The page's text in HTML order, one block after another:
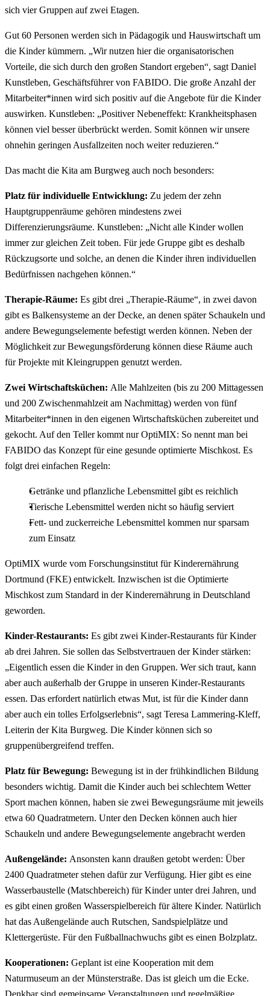
sich vier Gruppen auf zwei Etagen.
Gut 60 Personen werden sich in Pädagogik und Hauswirtschaft um
die Kinder kümmern. „Wir nutzen hier die organisatorischen
Vorteile, die sich durch den großen Standort ergeben“, sagt Daniel
Kunstleben, Geschäftsführer von FABIDO. Die große Anzahl der
Mitarbeiter*innen wird sich positiv auf die Angebote für die Kinder
auswirken. Kunstleben: „Positiver Nebeneffekt: Krankheitsphasen
können viel besser überbrückt werden. Somit können wir unsere
ohnehin geringen Ausfallzeiten noch weiter reduzieren.“
Das macht die Kita am Burgweg auch noch besonders:
Platz für individuelle Entwicklung: Zu jedem der zehn
Hauptgruppenräume gehören mindestens zwei
Differenzierungsräume. Kunstleben: „Nicht alle Kinder wollen
immer zur gleichen Zeit toben. Für jede Gruppe gibt es deshalb
Rückzugsorte und solche, an denen die Kinder ihren individuellen
Bedürfnissen nachgehen können.“
Therapie-Räume: Es gibt drei „Therapie-Räume“, in zwei davon
gibt es Balkensysteme an der Decke, an denen später Schaukeln und
andere Bewegungselemente befestigt werden können. Neben der
Möglichkeit zur Bewegungsförderung können diese Räume auch
für Projekte mit Kleingruppen genutzt werden.
Zwei Wirtschaftsküchen: Alle Mahlzeiten (bis zu 200 Mittagessen
und 200 Zwischenmahlzeit am Nachmittag) werden von fünf
Mitarbeiter*innen in den eigenen Wirtschaftsküchen zubereitet und
gekocht. Auf den Teller kommt nur OptiMIX: So nennt man bei
FABIDO das Konzept für eine gesunde optimierte Mischkost. Es
folgt drei einfachen Regeln:
Getränke und pflanzliche Lebensmittel gibt es reichlich
Tierische Lebensmittel werden nicht so häufig serviert
Fett- und zuckerreiche Lebensmittel kommen nur sparsam
zum Einsatz
OptiMIX wurde vom Forschungsinstitut für Kinderernährung
Dortmund (FKE) entwickelt. Inzwischen ist die Optimierte
Mischkost zum Standard in der Kinderernährung in Deutschland
geworden.
Kinder-Restaurants: Es gibt zwei Kinder-Restaurants für Kinder
ab drei Jahren. Sie sollen das Selbstvertrauen der Kinder stärken:
„Eigentlich essen die Kinder in den Gruppen. Wer sich traut, kann
aber auch außerhalb der Gruppe in unseren Kinder-Restaurants
essen. Das erfordert natürlich etwas Mut, ist für die Kinder dann
aber auch ein tolles Erfolgserlebnis“, sagt Teresa Lammering-Kleff,
Leiterin der Kita Burgweg. Die Kinder können sich so
gruppenübergreifend treffen.
Platz für Bewegung: Bewegung ist in der frühkindlichen Bildung
besonders wichtig. Damit die Kinder auch bei schlechtem Wetter
Sport machen können, haben sie zwei Bewegungsräume mit jeweils
etwa 60 Quadratmetern. Unter den Decken können auch hier
Schaukeln und andere Bewegungselemente angebracht werden
Außengelände: Ansonsten kann draußen getobt werden: Über
2400 Quadratmeter stehen dafür zur Verfügung. Hier gibt es eine
Wasserbaustelle (Matschbereich) für Kinder unter drei Jahren, und
es gibt einen großen Wasserspielbereich für ältere Kinder. Natürlich
hat das Außengelände auch Rutschen, Sandspielplätze und
Klettergerüste. Für den Fußballnachwuchs gibt es einen Bolzplatz.
Kooperationen: Geplant ist eine Kooperation mit dem
Naturmuseum an der Münsterstraße. Das ist gleich um die Ecke.
Denkbar sind gemeinsame Veranstaltungen und regelmäßige